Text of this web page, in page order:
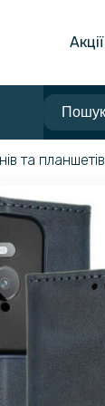
Акції
та планшетів